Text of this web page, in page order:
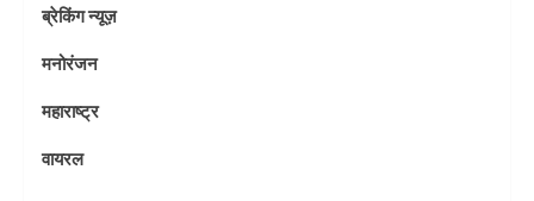
ब्रेकिंग न्यूज़
मनोरंजन
महाराष्ट्र
वायरल